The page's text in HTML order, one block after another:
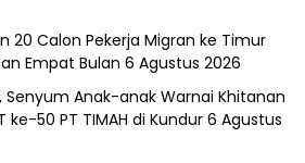
20 Calon Pekerja Migran ke Timur
Empat Bulan 6 Agustus 2026
Senyum Anak-anak Warnai Khitanan
ke-50 PT TIMAH di Kundur 6 Agustus